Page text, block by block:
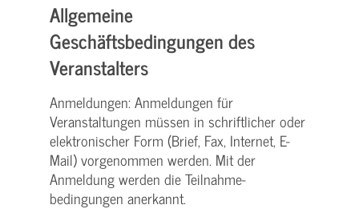
Allgemeine
Geschäftsbedingungen des
Veranstalters
Anmeldungen: Anmeldungen für
Veranstaltungen müssen in schriftlicher oder
elektronischer Form (Brief, Fax, Internet, E-
Mail) vorgenommen werden. Mit der
Anmeldung werden die Teilnahme­
bedingungen anerkannt.